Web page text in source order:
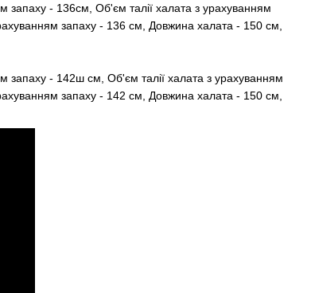
- 136см, Об'єм талії халата з урахуванням
запаху - 136 см, Довжина халата - 150 см,
- 142ш см, Об'єм талії халата з урахуванням
запаху - 142 см, Довжина халата - 150 см,